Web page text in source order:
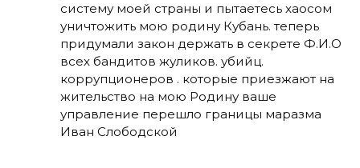
систему моей страны и пытаетесь хаосом
уничтожить мою родину Кубань. теперь
придумали закон держать в секрете Ф.И.О
всех бандитов жуликов. убийц.
коррупционеров . которые приезжают на
жительство на мою Родину ваше
управление перешло границы маразма
Иван Слободской